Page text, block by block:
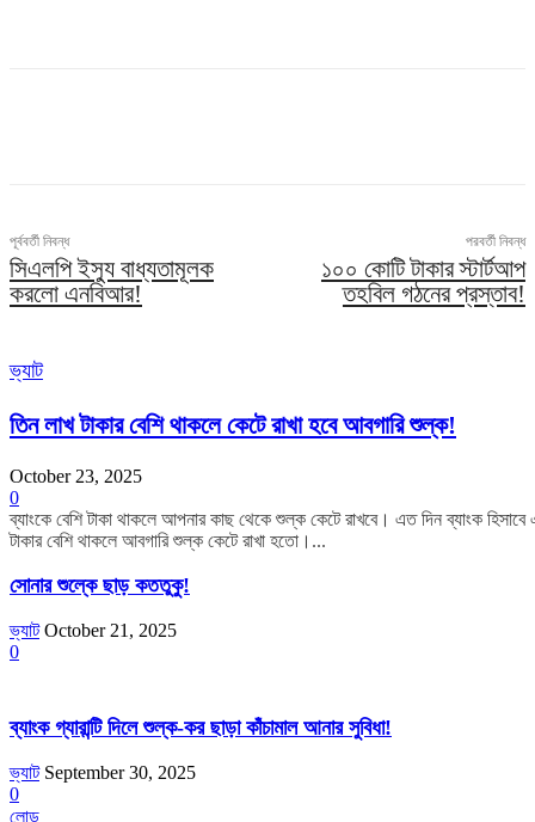
পূর্ববর্তী নিবন্ধ
সিএলপি ইস্যু বাধ্যতামূলক
করলো এনবিআর!
পরবর্তী নিবন্ধ
১০০ কোটি টাকার স্টার্টআপ
তহবিল গঠনের প্রস্তাব!
ভ্যাট
তিন লাখ টাকার বেশি থাকলে কেটে রাখা হবে আবগারি শুল্ক!
October 23, 2025
0
ব্যাংকে বেশি টাকা থাকলে আপনার কাছ থেকে শুল্ক কেটে রাখবে। এত দিন ব্যাংক হিসাবে
টাকার বেশি থাকলে আবগারি শুল্ক কেটে রাখা হতো।...
সোনার শুল্কে ছাড় কততুকু!
ভ্যাট October 21, 2025
0
ব্যাংক গ্যারান্টি দিলে শুল্ক-কর ছাড়া কাঁচামাল আনার সুবিধা!
ভ্যাট September 30, 2025
0
লোড